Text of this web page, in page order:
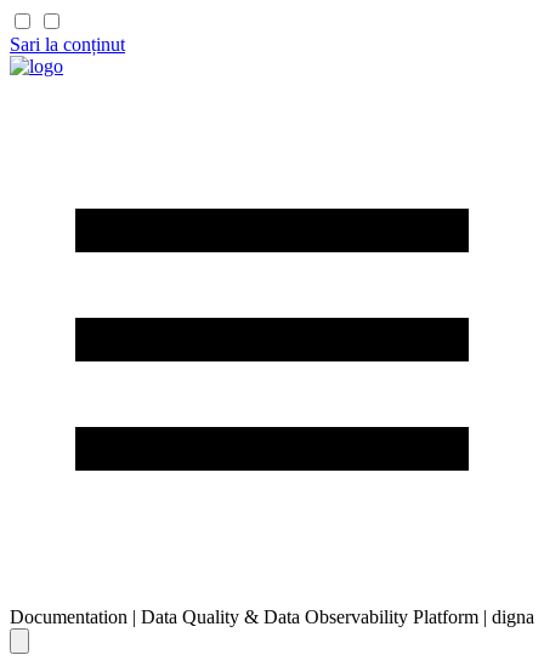
Sari la conținut
Documentation | Data Quality & Data Observability Platform | digna